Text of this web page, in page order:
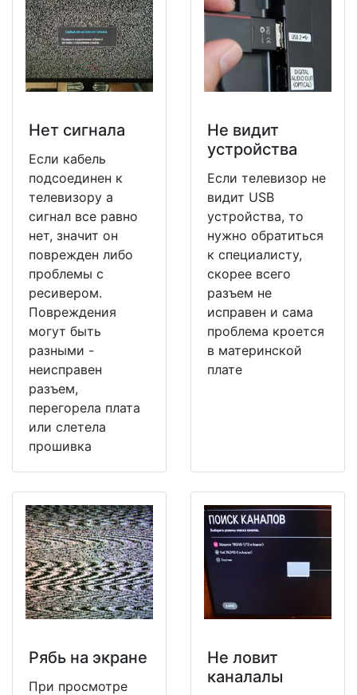
Нет сигнала
Если кабель
подсоединен к
телевизору а
сигнал все равно
нет, значит он
поврежден либо
проблемы с
ресивером.
Повреждения
могут быть
разными -
неисправен
разъем,
перегорела плата
или слетела
прошивка
Не видит
устройства
Если телевизор не
видит USB
устройства, то
нужно обратиться
к специалисту,
скорее всего
разъем не
исправен и сама
проблема кроется
в материнской
плате
Рябь на экране
При просмотре
Не ловит
каналалы